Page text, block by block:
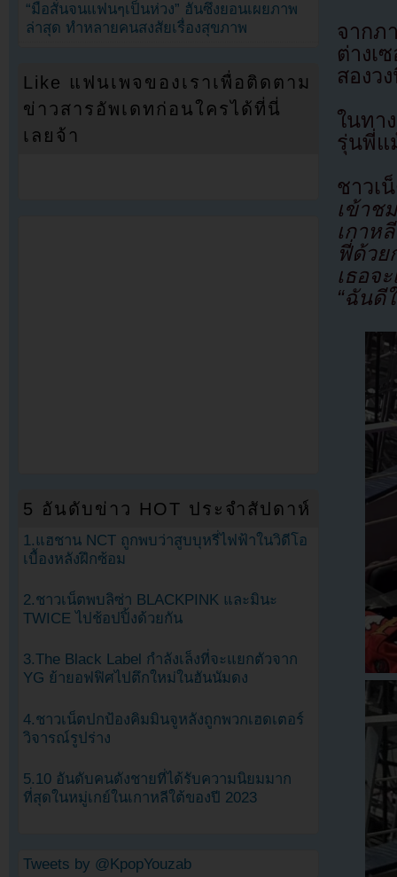
จากภ
ต่างเ
สองว
ในทา
รุ่นพี่แ
ชาวเ
เข้าช
เกาห
ฟี่ด้วย
เธอจ
“ฉันดี
“มือสั่นจนแฟนๆเป็นห่วง” ฮันซึงยอนเผยภาพ
ล่าสุด ทำหลายคนสงสัยเรื่องสุขภาพ
Like แฟนเพจของเราเพื่อติดตาม
ข่าวสารอัพเดทก่อนใครได้ที่นี่
เลยจ้า
5 อันดับข่าว HOT ประจำสัปดาห์
1.แฮชาน NCT ถูกพบว่าสูบบุหรี่ไฟฟ้าในวิดีโอ
เบื้องหลังฝึกซ้อม
2.ชาวเน็ตพบลิซ่า BLACKPINK และมินะ
TWICE ไปช้อปปิ้งด้วยกัน
3.The Black Label กำลังเล็งที่จะแยกตัวจาก
YG ย้ายอฟฟิศไปตึกใหม่ในฮันนัมดง
4.ชาวเน็ตปกป้องคิมมินจูหลังถูกพวกเฮดเตอร์
วิจารณ์รูปร่าง
5.10 อันดับคนดังชายที่ได้รับความนิยมมาก
ที่สุดในหมู่เกย์ในเกาหลีใต้ของปี 2023
Tweets by @KpopYouzab